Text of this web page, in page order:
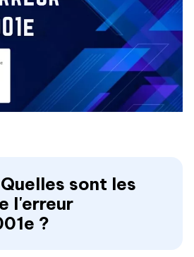
sont les
l'erreur
?